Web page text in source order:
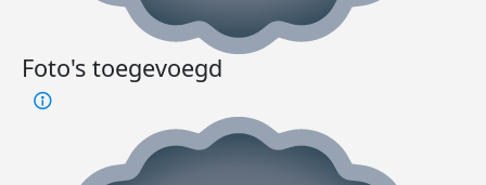
Foto's toegevoegd